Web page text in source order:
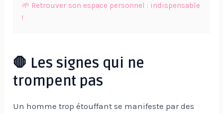
🌱 Retrouver son espace personnel : indispensable
!
🛑 Les signes qui ne
trompent pas
Un homme trop étouffant se manifeste par des